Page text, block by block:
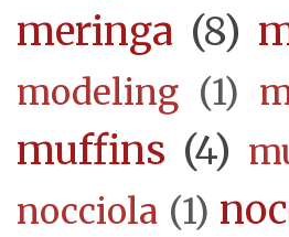
meringa (8)
modeling (1)
muffins (4)
nocciola (1)